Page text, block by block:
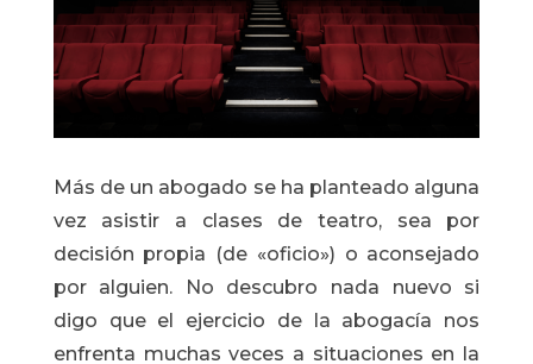
Más de un abogado se ha planteado alguna
vez asistir a clases de teatro, sea por
decisión propia (de «oficio») o aconsejado
por alguien. No descubro nada nuevo si
digo que el ejercicio de la abogacía nos
enfrenta muchas veces a situaciones en la